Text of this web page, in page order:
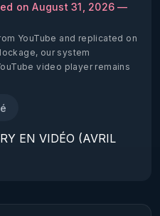
on August 31, 2026 —
YouTube and replicated on
our system
video player remains
EN VIDÉO (AVRIL